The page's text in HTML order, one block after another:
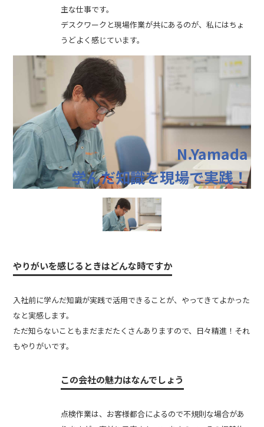
主な仕事です。
デスクワークと現場作業が共にあるのが、私にはちょ
うどよく感じています。
N.Yamada
学んだ知識を現場で実践！
やりがいを感じるときはどんな時ですか
入社前に学んだ知識が実践で活用できることが、やってきてよかった
なと実感します。
ただ知らないこともまだまだたくさんありますので、日々精進！それ
もやりがいです。
この会社の魅力はなんでしょう
点検作業は、お客様都合によるので不規則な場合があ